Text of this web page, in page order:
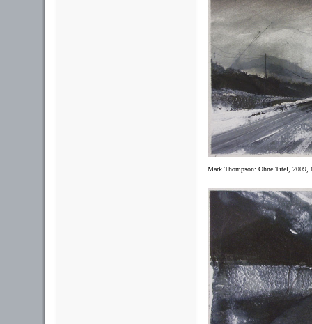
Mark Thompson: Ohne Titel, 2009,